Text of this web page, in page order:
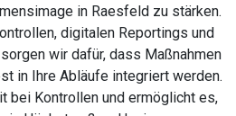
in Raesfeld zu stärken.
digitalen Reportings und
wir dafür, dass Maßnahmen
in Ihre Abläufe integriert werden.
bei Kontrollen und ermöglicht es,